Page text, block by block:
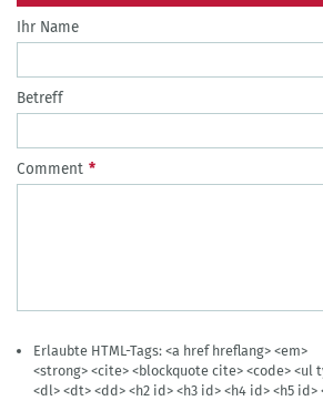
Ihr Name
Betreff
Comment
Erlaubte HTML-Tags: <a href hreflang> <em>
<strong> <cite> <blockquote cite> <code> <ul
<dl> <dt> <dd> <h2 id> <h3 id> <h4 id> <h5 id>